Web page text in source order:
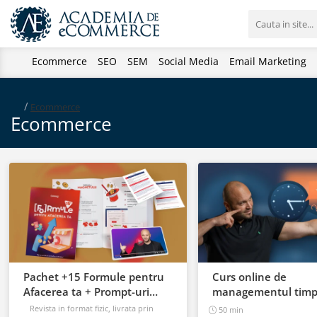
Ecommerce SEO SEM Social Media Email Marketing
/ Ecommerce
Ecommerce
Pachet +15 Formule pentru
Afacerea ta + Prompt-uri
dedicate + Bonusuri digitale
Revista in format fizic, livrata prin
Curs online de
managementul
cum sa prioritizezi
50 min